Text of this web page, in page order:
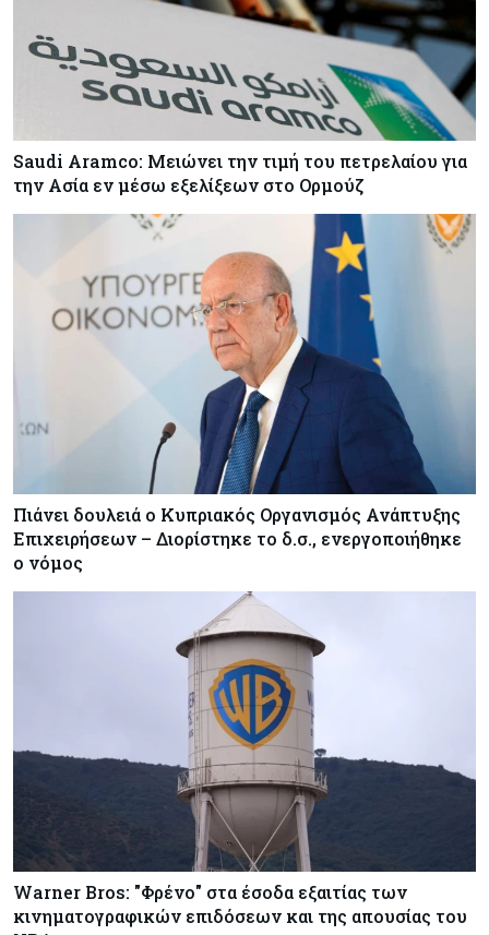
Saudi Aramco: Μειώνει την τιμή του πετρελαίου για
την Ασία εν μέσω εξελίξεων στο Ορμούζ
Πιάνει δουλειά ο Κυπριακός Οργανισμός Ανάπτυξης
Επιχειρήσεων – Διορίστηκε το δ.σ., ενεργοποιήθηκε
ο νόμος
Warner Bros: "Φρένο" στα έσοδα εξαιτίας των
κινηματογραφικών επιδόσεων και της απουσίας του